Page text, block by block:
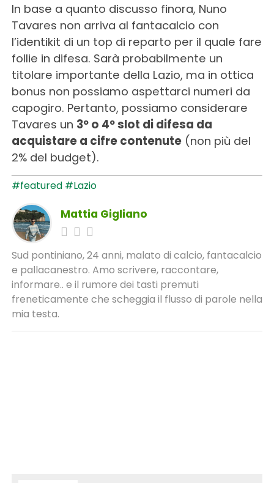
In base a quanto discusso finora, Nuno
Tavares non arriva al fantacalcio con
l’identikit di un top di reparto per il quale fare
follie in difesa. Sarà probabilmente un
titolare importante della Lazio, ma in ottica
bonus non possiamo aspettarci numeri da
capogiro. Pertanto, possiamo considerare
Tavares un 3º o 4º slot di difesa da
acquistare a cifre contenute(non più del
2% del budget).
#featured #Lazio
Mattia Gigliano
Sud pontiniano, 24 anni, malato di calcio, fantacalcio
e pallacanestro. Amo scrivere, raccontare,
informare.. e il rumore dei tasti premuti
freneticamente che scheggia il flusso di parole nella
mia testa.